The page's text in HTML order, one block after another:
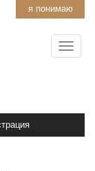
я понимаю